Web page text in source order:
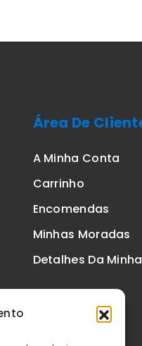
Área De
A Minha Conta
Carrinho
Encomendas
Minhas Moradas
Detalhes Da